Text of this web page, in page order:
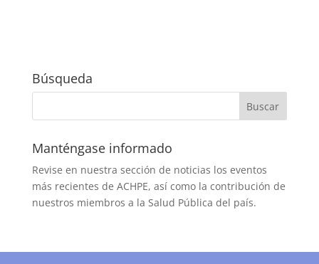
Búsqueda
Manténgase informado
Revise en nuestra sección de noticias los eventos
más recientes de ACHPE, así como la contribución de
nuestros miembros a la Salud Pública del país.